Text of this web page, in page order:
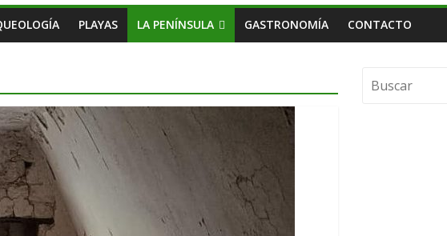
PLAYAS LA PENÍNSULA GASTRONOMÍA CONTACTO